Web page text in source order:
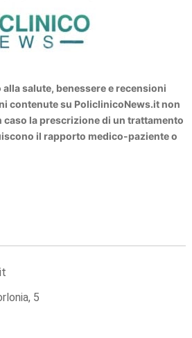
salute, benessere e recensioni
contenute su PoliclinicoNews.it non
la prescrizione di un trattamento
il rapporto medico-paziente o
5